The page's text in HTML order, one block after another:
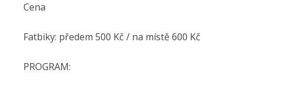
Cena
Fatbiky: předem 500 Kč / na místě 600 Kč
PROGRAM: